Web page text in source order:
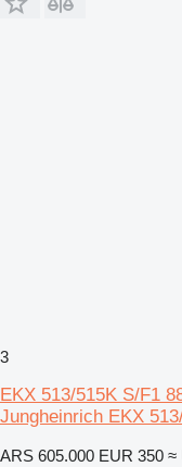
3
EKX 513/515K S/F1
Jungheinrich EKX
ARS 605.000 EUR 350 ≈